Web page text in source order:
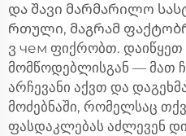
და შავი მარმარილო
რთული, მაგრამ
ვ чем ფიქრობთ.
მომწოდებლისგან — მათ
არჩევანი აქვთ და
მოძებნაში, რომელსაც
ფასდაკლებას აძლევენ